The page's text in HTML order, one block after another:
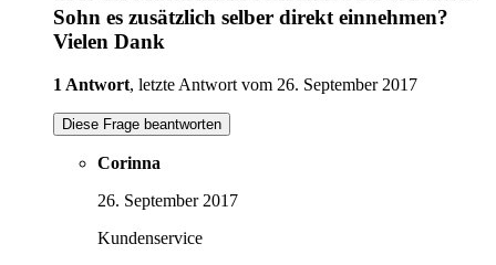
Sohn es zusätzlich selber direkt einnehmen?
Vielen Dank
1 Antwort, letzte Antwort vom 26. September 2017
Diese Frage beantworten
Corinna
26. September 2017
Kundenservice